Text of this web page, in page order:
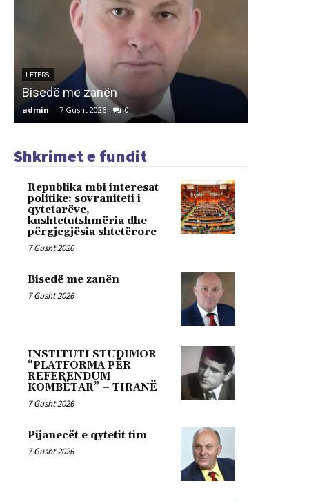
LETËRSI
Bisedë me zanën
admin - 7 Gusht 2026 0
Shkrimet e fundit
Republika mbi interesat
politike: sovraniteti i
qytetarëve,
kushtetutshmëria dhe
përgjegjësia shtetërore
7 Gusht 2026
Bisedë me zanën
7 Gusht 2026
INSTITUTI STUDIMOR
“PLATFORMA PËR
REFERENDUM
KOMBËTAR” – TIRANË
7 Gusht 2026
Pijanecët e qytetit tim
7 Gusht 2026